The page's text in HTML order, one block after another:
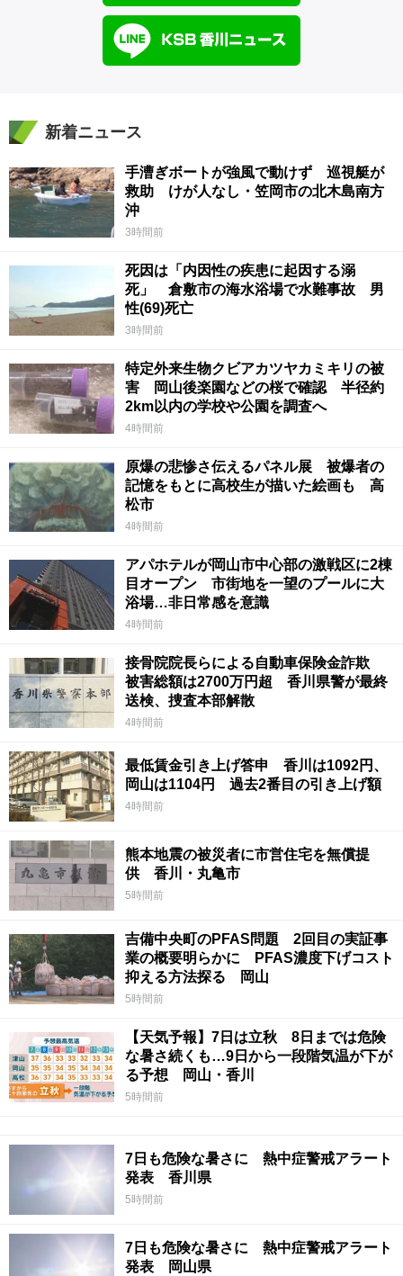
新着ニュース
手漕ぎボートが強風で動けず 巡視艇が
救助 けが人なし・笠岡市の北木島南方
沖
3時間前
死因は「内因性の疾患に起因する溺
死」 倉敷市の海水浴場で水難事故 男
性(69)死亡
3時間前
特定外来生物クビアカツヤカミキリの被
害 岡山後楽園などの桜で確認 半径約
2km以内の学校や公園を調査へ
4時間前
原爆の悲惨さ伝えるパネル展 被爆者の
記憶をもとに高校生が描いた絵画も 高
松市
4時間前
アパホテルが岡山市中心部の激戦区に2棟
目オープン 市街地を一望のプールに大
浴場…非日常感を意識
4時間前
接骨院院長らによる自動車保険金詐欺
被害総額は2700万円超 香川県警が最終
送検、捜査本部解散
4時間前
最低賃金引き上げ答申 香川は1092円、
岡山は1104円 過去2番目の引き上げ額
4時間前
熊本地震の被災者に市営住宅を無償提
供 香川・丸亀市
5時間前
吉備中央町のPFAS問題 2回目の実証事
業の概要明らかに PFAS濃度下げコスト
抑える方法探る 岡山
5時間前
【天気予報】7日は立秋 8日までは危険
な暑さ続くも…9日から一段階気温が下が
る予想 岡山・香川
5時間前
7日も危険な暑さに 熱中症警戒アラート
発表 香川県
5時間前
7日も危険な暑さに 熱中症警戒アラート
発表 岡山県